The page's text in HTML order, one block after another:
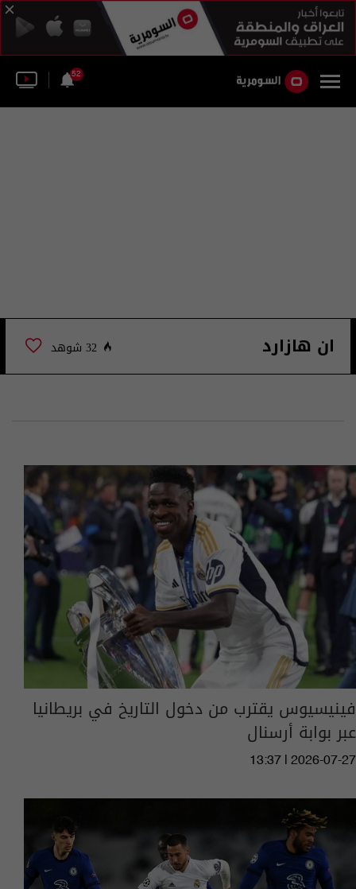
52
ان هازارد 32 شوهد
فينيسيوس يقترب من دخول التاريخ في بريطانيا
عبر بوابة أرسنال
13:37 | 2026-07-27